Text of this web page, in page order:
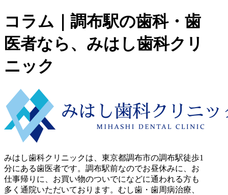
コラム｜調布駅の歯科・歯
医者なら、みはし歯科クリ
ニック
みはし歯科クリニックは、東京都調布市の調布駅徒歩1
分にある歯医者です。調布駅前なのでお昼休みに、お
仕事帰りに、お買い物のついでになどに通われる方も
多く通院いただいております。むし歯・歯周病治療、